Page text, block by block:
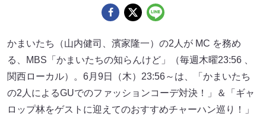
かまいたち（山内健司、濱家隆一）の2人が MC を務め
る、MBS「かまいたちの知らんけど」（毎週木曜23:56 、
関西ローカル）。6月9日（木）23:56～は、「かまいたち
の2人によるGUでのファッションコーデ対決！」＆「ギャ
ロップ林をゲストに迎えてのおすすめチャーハン巡り！」